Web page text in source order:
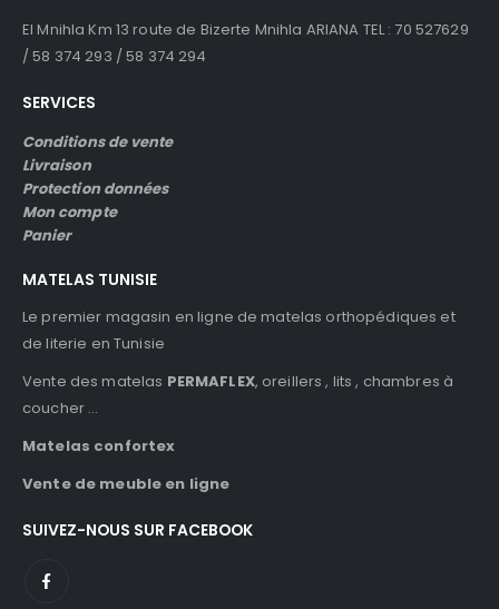
El Mnihla Km 13 route de Bizerte Mnihla ARIANA TEL : 70 527629
/ 58 374 293 / 58 374 294
SERVICES
Conditions de vente
Livraison
Protection données
Mon compte
Panier
MATELAS TUNISIE
Le premier magasin en ligne de matelas orthopédiques et
de literie en Tunisie
Vente des matelas PERMAFLEX, oreillers , lits , chambres à
coucher …
Matelas confortex
Vente de meuble en ligne
SUIVEZ-NOUS SUR FACEBOOK